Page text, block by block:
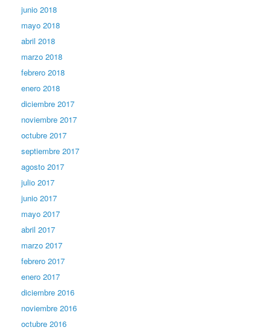
junio 2018
mayo 2018
abril 2018
marzo 2018
febrero 2018
enero 2018
diciembre 2017
noviembre 2017
octubre 2017
septiembre 2017
agosto 2017
julio 2017
junio 2017
mayo 2017
abril 2017
marzo 2017
febrero 2017
enero 2017
diciembre 2016
noviembre 2016
octubre 2016